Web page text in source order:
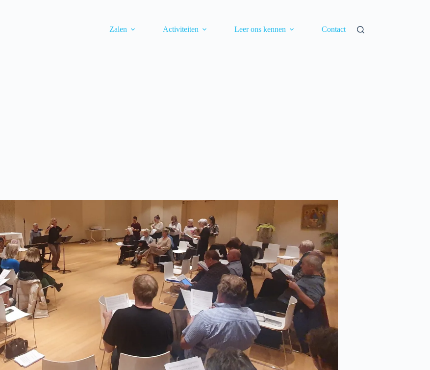
Zalen
Activiteiten Leer ons kennen Contact